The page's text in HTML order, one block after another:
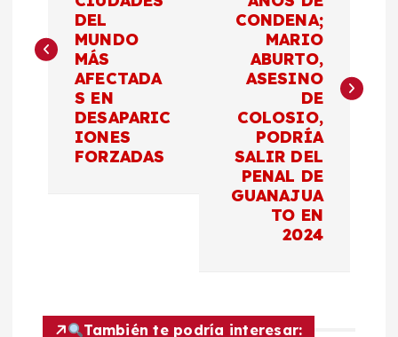
e
n
DEL
MUNDO
MÁS
AFECTADA
S EN
DESAPARIC
IONES
FORZADAS
CONDENA;
MARIO
ABURTO,
ASESINO
DE
COLOSIO,
PODRÍA
SALIR DEL
PENAL DE
GUANAJUA
TO EN
2024
También te podría interesar: